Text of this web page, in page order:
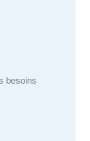
besoins